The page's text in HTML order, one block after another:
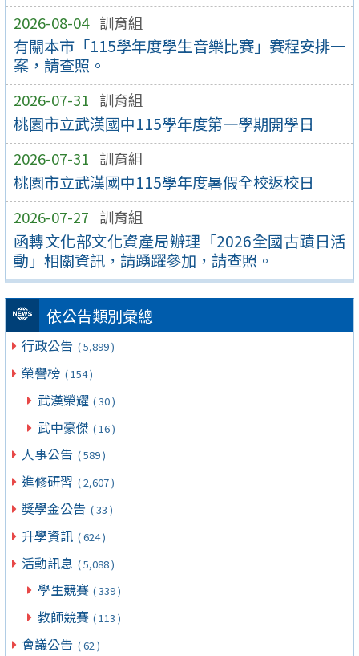
2026-08-04 訓育組
有關本市「115學年度學生音樂比賽」賽程安排一
案，請查照。
2026-07-31 訓育組
桃園市立武漢國中115學年度第一學期開學日
2026-07-31 訓育組
桃園市立武漢國中115學年度暑假全校返校日
2026-07-27 訓育組
函轉文化部文化資產局辦理「2026全國古蹟日活
動」相關資訊，請踴躍參加，請查照。
依公告類別彙總
行政公告 ( 5,899 )
榮譽榜 ( 154 )
武漢榮耀 ( 30 )
武中豪傑 ( 16 )
人事公告 ( 589 )
進修研習 ( 2,607 )
獎學金公告 ( 33 )
升學資訊 ( 624 )
活動訊息 ( 5,088 )
學生競賽 ( 339 )
教師競賽 ( 113 )
會議公告 ( 62 )